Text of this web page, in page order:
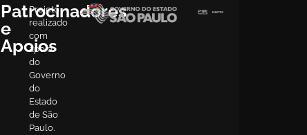
Patrocinadores
e
Apoios
Projeto
realizado
com
apoio
do
Governo
do
Estado
de São
Paulo.